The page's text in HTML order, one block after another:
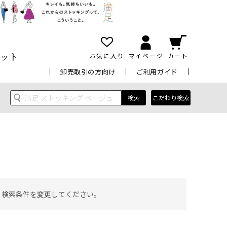
ト お気に入り マイページ カート
卸売取引の方向け ご利用ガイド
検索 こだわり検索
索条件を変更してください。